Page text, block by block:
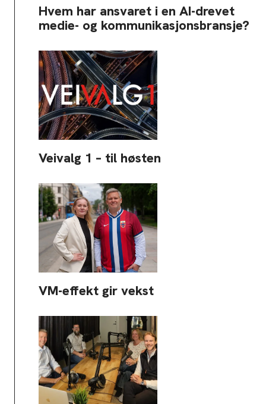
Hvem har ansvaret i en AI-drevet
medie- og kommunikasjonsbransje?
Veivalg 1 – til høsten
VM-effekt gir vekst